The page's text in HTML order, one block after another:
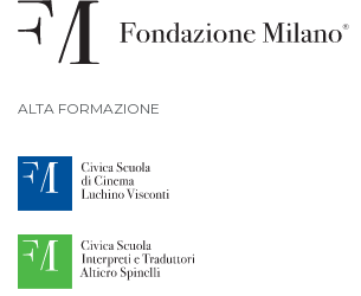
ALTA FORMAZIONE